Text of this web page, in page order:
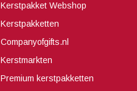
Kerstpakket Webshop
Kerstpakketten
Companyofgifts.nl
Kerstmarkten
Premium kerstpakketten